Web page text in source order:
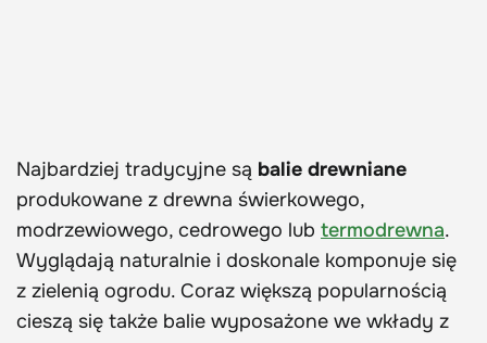
Najbardziej tradycyjne są balie drewniane
produkowane z drewna świerkowego,
modrzewiowego, cedrowego lub termodrewna.
Wyglądają naturalnie i doskonale komponuje się
z zielenią ogrodu. Coraz większą popularnością
cieszą się także balie wyposażone we wkłady z